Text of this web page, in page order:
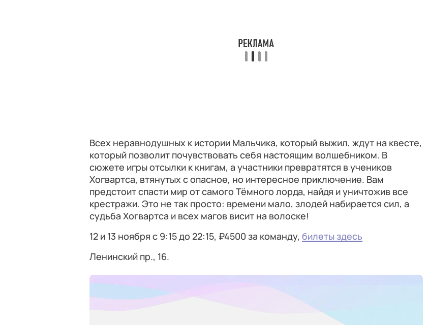
Всех неравнодушных к истории Мальчика, который выжил, ждут на квесте,
который позволит почувствовать себя настоящим волшебником. В
сюжете игры отсылки к книгам, а участники превратятся в учеников
Хогвартса, втянутых с опасное, но интересное приключение. Вам
предстоит спасти мир от самого Тёмного лорда, найдя и уничтожив все
крестражи. Это не так просто: времени мало, злодей набирается сил, а
судьба Хогвартса и всех магов висит на волоске!
12 и 13 ноября с 9:15 до 22:15, ₽4500 за команду, билеты здесь
Ленинский пр., 16.